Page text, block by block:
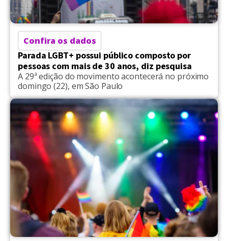
Confira os dados
Parada LGBT+ possui público composto por
pessoas com mais de 30 anos, diz pesquisa
A 29ª edição do movimento acontecerá no próximo
domingo (22), em São Paulo